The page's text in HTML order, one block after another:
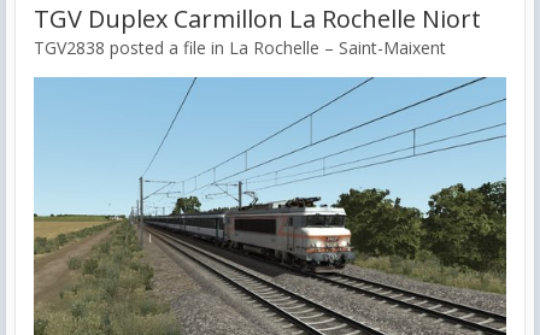
TGV Duplex Carmillon La Rochelle Niort
TGV2838 posted a file in La Rochelle – Saint-Maixent